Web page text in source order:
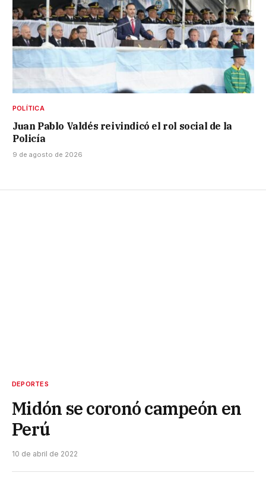
POLÍTICA
Juan Pablo Valdés reivindicó el rol social de la
Policía
9 de agosto de 2026
DEPORTES
Midón se coronó campeón en
Perú
10 de abril de 2022